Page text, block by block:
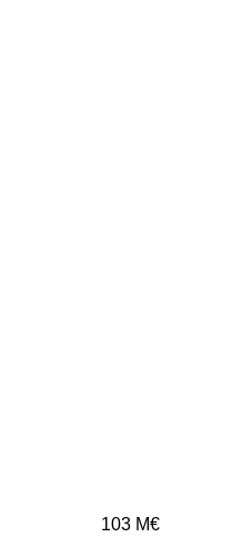
103 M€